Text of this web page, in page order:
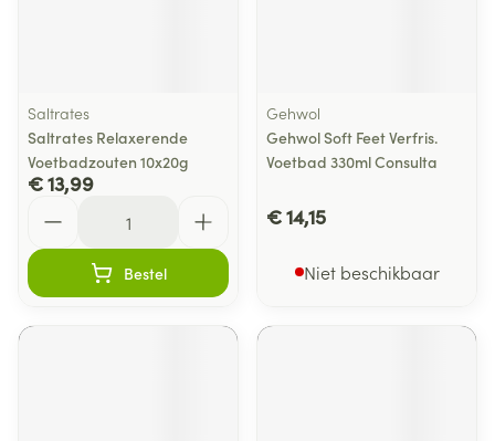
Saltrates
Saltrates Relaxerende
Voetbadzouten 10x20g
€ 13,99
Bestel
Gehwol
Gehwol Soft Feet Verfris.
Voetbad 330ml Consulta
€ 14,15
Niet beschikbaar